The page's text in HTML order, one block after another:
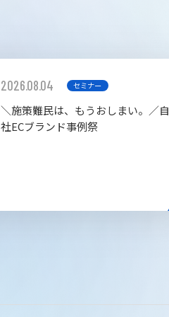
2026.08.04 セミナー
＼施策難民は、もうおしまい。／自
社ECブランド事例祭